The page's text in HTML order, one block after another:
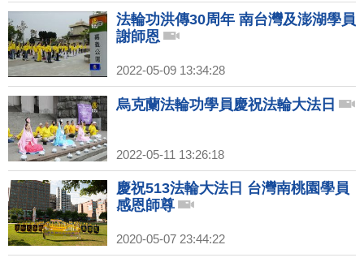
法輪功洪傳30周年 南台灣及澎湖學員
謝師恩
2022-05-09 13:34:28
烏克蘭法輪功學員慶祝法輪大法日
2022-05-11 13:26:18
慶祝513法輪大法日 台灣南桃園學員
感恩師尊
2020-05-07 23:44:22